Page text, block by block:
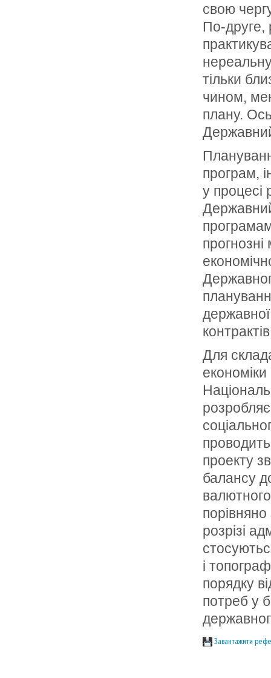
свою
По-друге,
тільки
чином,
плану.
програм,
у процесі
Для
проекту
балансу
валютного
розрізі
і
порядку
потреб у
Завантажити